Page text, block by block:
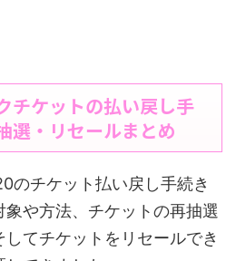
チケットの払い戻し手
選・リセールまとめ
のチケット払い戻し手続き
や方法、チケットの再抽選
てチケットをリセールでき